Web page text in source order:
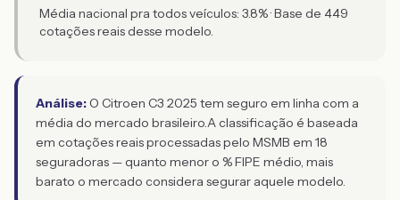
Média nacional pra todos veículos: 3.8% · Base de 449
cotações reais desse modelo.
Análise: O Citroen C3 2025 tem seguro em linha com a
média do mercado brasileiro.A classificação é baseada
em cotações reais processadas pelo MSMB em 18
seguradoras — quanto menor o % FIPE médio, mais
barato o mercado considera segurar aquele modelo.